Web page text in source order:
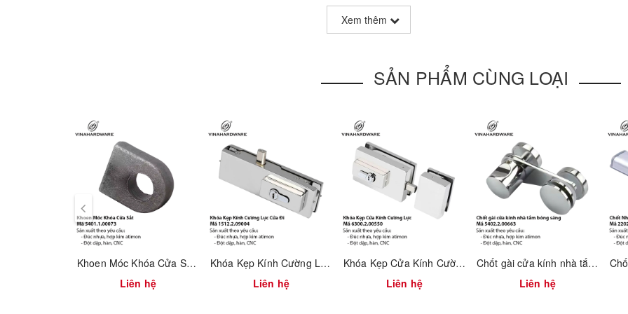
Phụ kiện đi kèm:
Thân khóa, 2 chìa, gioăng đệm cao su, vít
Ưu điểm:
Không gây hư hại kính khi lắp đặt
Khóa chắc chắn, bền đẹp, khó bị cạy phá
Phù hợp nhiều loại cửa kính mở quay đơn
Dùng cho cửa kính văn phòng, showroom, cửa hàng bán lẻ, hoặc nhà ở hiện đại.
Xem thêm
SẢN PHẨM CÙNG LOẠI
Khoen Móc Khóa Cửa Sắt – Mã 5401.1.00073
Liên hệ
Khóa Kẹp Kính Cường Lực Cửa Đi – Mã 1512.2.09004
Liên hệ
Khóa Kẹp Cửa Kính Cường Lực – Mã 6300.2.00550
Liên hệ
Chốt gài cửa kính nhà tắm bóng sáng – Mã 5402.2.00663
Liên hệ